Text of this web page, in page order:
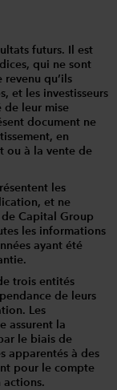
futurs. Il est
qui ne sont
revenu qu’ils
et les investisseurs
de leur mise
document ne
en
ou à la vente de
les
et ne
Capital Group
les informations
ayant été
trois entités
de leurs
Les
assurent la
le biais de
apparentés à des
pour le compte
actions.